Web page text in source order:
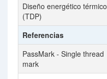
Diseño energético térmico
(TDP)
Referencias
PassMark - Single thread
mark